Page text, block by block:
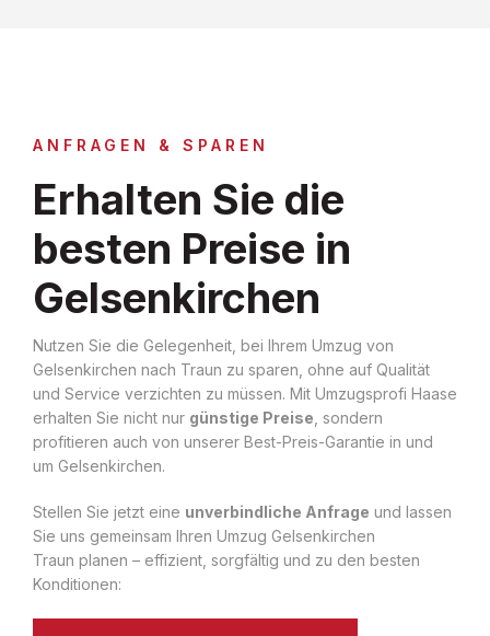
ANFRAGEN & SPAREN
Erhalten Sie die
besten Preise in
Gelsenkirchen
Nutzen Sie die Gelegenheit, bei Ihrem Umzug von
Gelsenkirchen nach Traun zu sparen, ohne auf Qualität
und Service verzichten zu müssen. Mit Umzugsprofi Haase
erhalten Sie nicht nur günstige Preise , sondern
profitieren auch von unserer Best-Preis-Garantie in und
um Gelsenkirchen.
Stellen Sie jetzt eine unverbindliche Anfrage und lassen
Sie uns gemeinsam Ihren Umzug Gelsenkirchen
Traun planen – effizient, sorgfältig und zu den besten
Konditionen: